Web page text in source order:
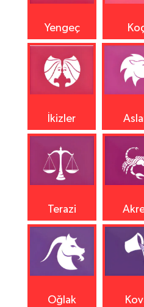
Yengeç
İkizler
Terazi
Oğlak